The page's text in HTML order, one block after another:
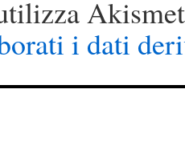
i dati